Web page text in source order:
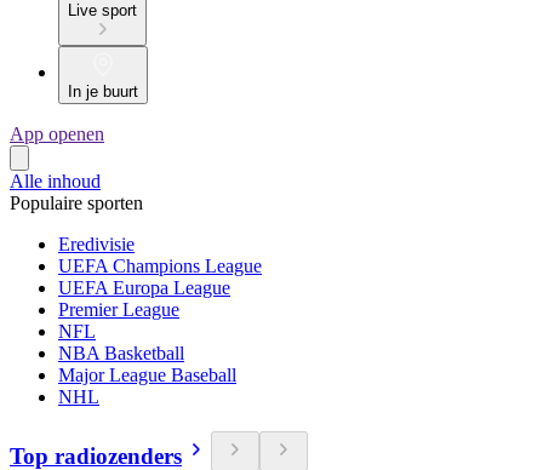
Live sport
In je buurt
App openen
Alle inhoud
Populaire sporten
Eredivisie
UEFA Champions League
UEFA Europa League
Premier League
NFL
NBA Basketball
Major League Baseball
NHL
Top radiozenders